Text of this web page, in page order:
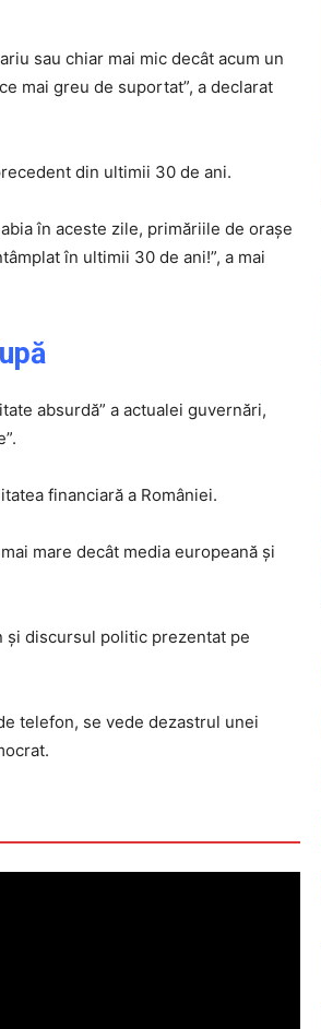
sau chiar mai mic decât acum un
mai greu de suportat”, a declarat
din ultimii 30 de ani.
în aceste zile, primăriile de orașe
în ultimii 30 de ani!”, a mai
absurdă” a actualei guvernări,
financiară a României.
mare decât media europeană și
și discursul politic prezentat pe
telefon, se vede dezastrul unei